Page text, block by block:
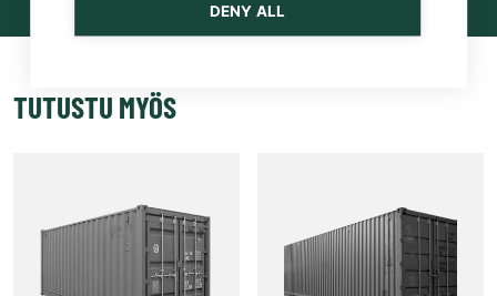
TUTUSTU MYÖS
DENY ALL